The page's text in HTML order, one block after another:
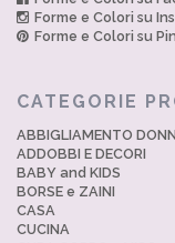
Forme e Colori su
Forme e Colori su
CATEGORIE
ABBIGLIAMENTO
ADDOBBI E DECORI
BABY and KIDS
BORSE e ZAINI
CASA
CUCINA